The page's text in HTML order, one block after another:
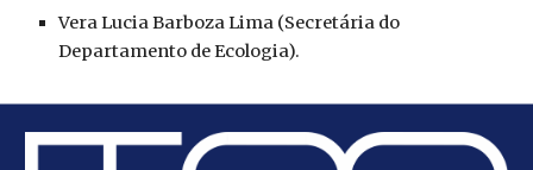
Vera Lucia Barboza Lima (Secretária do
Departamento de Ecologia).